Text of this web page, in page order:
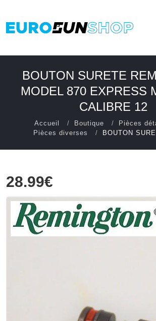
BOUTON SURETE
MODEL 870 EXPRESS
CALIBRE 12
Accueil Boutique
Pièces
Pièces diverses
BOUTON
28.99€